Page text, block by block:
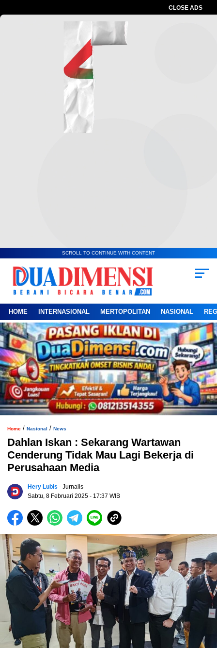
CLOSE ADS
SCROLL TO CONTINUE WITH CONTENT
HOME INTERNASIONAL MERTOPOLITAN NASIONAL
Home / Nasional / News
Dahlan Iskan : Sekarang Wartawan
Cenderung Tidak Mau Lagi Bekerja di
Perusahaan Media
Hery Lubis - Jurnalis
Sabtu, 8 Februari 2025 - 17:37 WIB
Advertesment